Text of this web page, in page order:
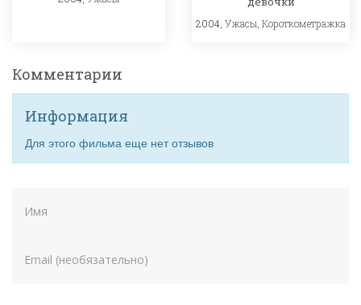
2004,Ужасы ,Короткометражка
Комментарии
Информация
Для этого фильма еще нет отзывов